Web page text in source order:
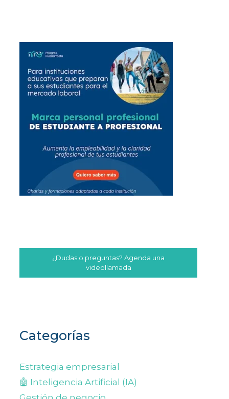
¿Dudas o preguntas? Agenda una
videollamada
Categorías
Estrategia empresarial
🤖 Inteligencia Artificial (IA)